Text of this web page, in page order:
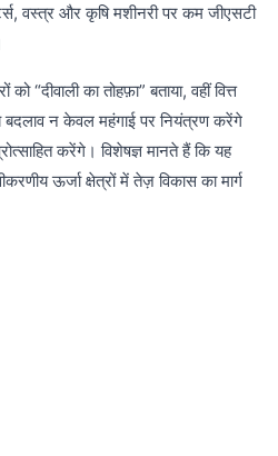
वस्त्र और कृषि मशीनरी पर कम जीएसटी
“दीवाली का तोहफ़ा” बताया, वहीं वित्त
बदलाव न केवल महंगाई पर नियंत्रण करेंगे
करेंगे। विशेषज्ञ मानते हैं कि यह
ऊर्जा क्षेत्रों में तेज़ विकास का मार्ग